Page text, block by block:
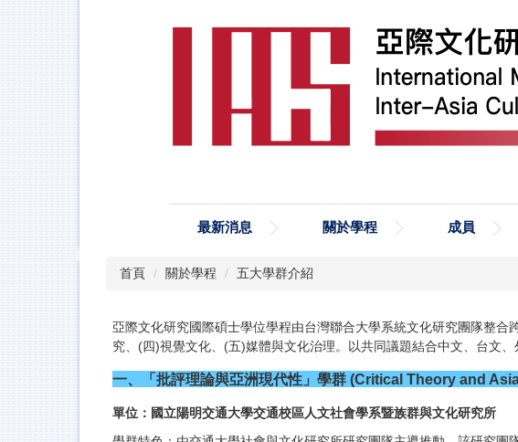
最新消息 關於學程 成員
首頁 關於學程 五大學群介紹
亞際文化研究國際碩士學位學程由台灣聯合大學系統文化研究團隊整
究、(四)視覺文化、(五)媒體與文化治理。以共同議題結合中文、台文
一、「批評理論與亞洲現代性」學群 (Critical Theory and
單位：國立陽明交通大學交通校區人文社會學系暨族群與文化研究所